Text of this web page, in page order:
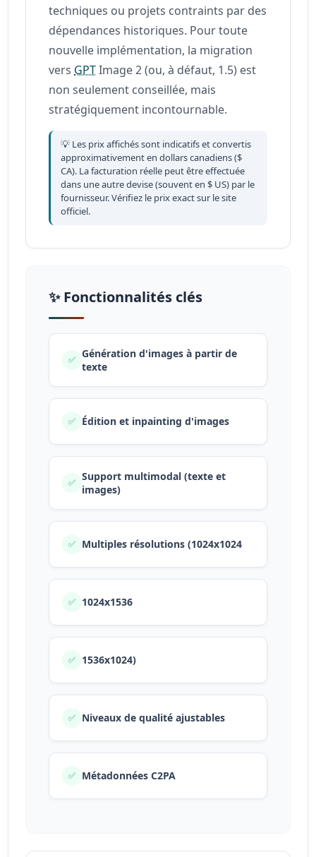
techniques ou projets contraints par des
dépendances historiques. Pour toute
nouvelle implémentation, la migration
vers GPTImage 2 (ou, à défaut, 1.5) est
non seulement conseillée, mais
stratégiquement incontournable.
💡 Les prix affichés sont indicatifs et convertis
approximativement en dollars canadiens ($
CA). La facturation réelle peut être effectuée
dans une autre devise (souvent en $ US) par le
fournisseur. Vérifiez le prix exact sur le site
officiel.
✨ Fonctionnalités clés
✅ Génération d'images à partir de
texte
✅ Édition et inpainting d'images
✅ Support multimodal (texte et
images)
✅ Multiples résolutions (1024x1024
✅ 1024x1536
✅ 1536x1024)
✅ Niveaux de qualité ajustables
✅ Métadonnées C2PA